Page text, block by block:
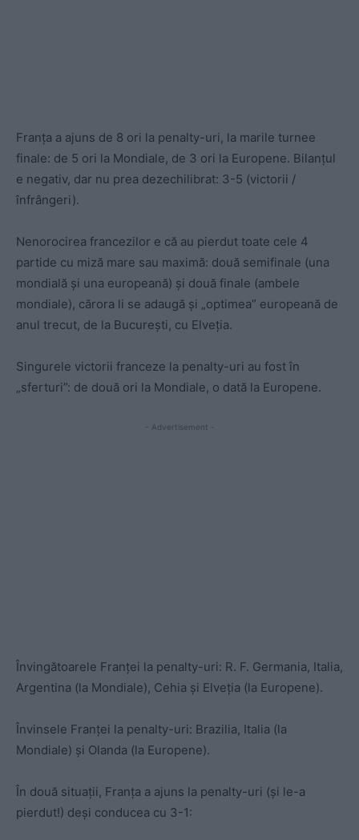
Franța a ajuns de 8 ori la penalty-uri, la marile turnee
finale: de 5 ori la Mondiale, de 3 ori la Europene. Bilanțul
e negativ, dar nu prea dezechilibrat: 3-5 (victorii /
înfrângeri).
Nenorocirea francezilor e că au pierdut toate cele 4
partide cu miză mare sau maximă: două semifinale (una
mondială și una europeană) și două finale (ambele
mondiale), cărora li se adaugă și „optimea” europeană de
anul trecut, de la București, cu Elveția.
Singurele victorii franceze la penalty-uri au fost în
„sferturi”: de două ori la Mondiale, o dată la Europene.
- Advertisement -
Învingătoarele Franței la penalty-uri: R. F. Germania, Italia,
Argentina (la Mondiale), Cehia și Elveția (la Europene).
Învinsele Franței la penalty-uri: Brazilia, Italia (la
Mondiale) și Olanda (la Europene).
În două situații, Franța a ajuns la penalty-uri (și le-a
pierdut!) deși conducea cu 3-1: